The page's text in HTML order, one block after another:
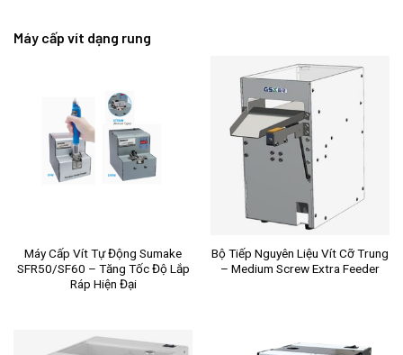
Máy cấp vít dạng rung
Máy Cấp Vít Tự Động Sumake
SFR50/SF60 – Tăng Tốc Độ Lắp
Ráp Hiện Đại
Bộ Tiếp Nguyên Liệu Vít Cỡ Trung
– Medium Screw Extra Feeder